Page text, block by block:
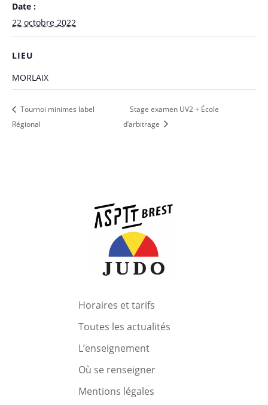
Date :
22 octobre 2022
LIEU
MORLAIX
Tournoi minimes label
Régional
Stage examen UV2 + École
d’arbitrage
Horaires et tarifs
Toutes les actualités
L’enseignement
Où se renseigner
Mentions légales